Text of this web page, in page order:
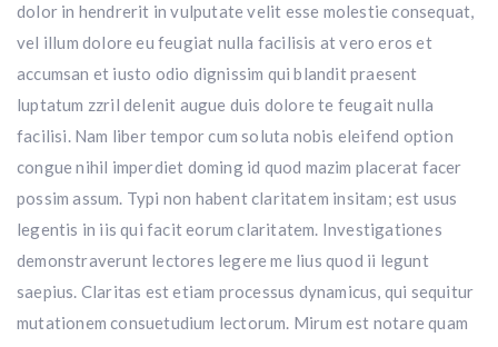
dolor in hendrerit in vulputate velit esse molestie consequat,
vel illum dolore eu feugiat nulla facilisis at vero eros et
accumsan et iusto odio dignissim qui blandit praesent
luptatum zzril delenit augue duis dolore te feugait nulla
facilisi. Nam liber tempor cum soluta nobis eleifend option
congue nihil imperdiet doming id quod mazim placerat facer
possim assum. Typi non habent claritatem insitam; est usus
legentis in iis qui facit eorum claritatem. Investigationes
demonstraverunt lectores legere me lius quod ii legunt
saepius. Claritas est etiam processus dynamicus, qui sequitur
mutationem consuetudium lectorum. Mirum est notare quam